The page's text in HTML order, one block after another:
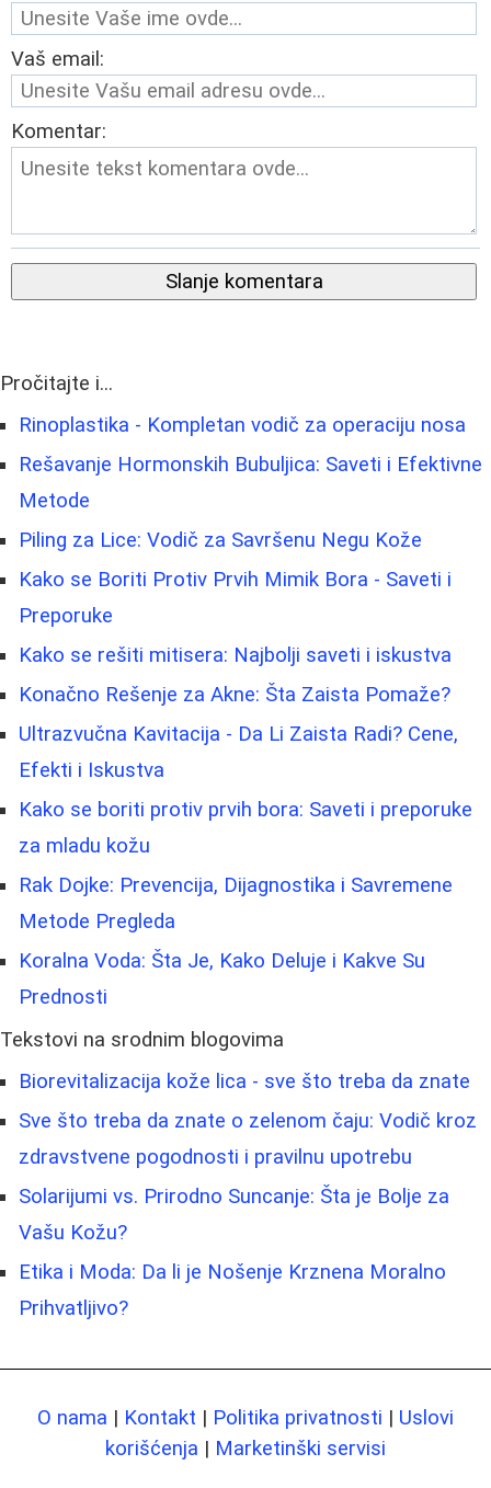
Vaš email:
Komentar:
Slanje komentara
Pročitajte i...
Rinoplastika - Kompletan vodič za operaciju nosa
Rešavanje Hormonskih Bubuljica: Saveti i Efektivne
Metode
Piling za Lice: Vodič za Savršenu Negu Kože
Kako se Boriti Protiv Prvih Mimik Bora - Saveti i
Preporuke
Kako se rešiti mitisera: Najbolji saveti i iskustva
Konačno Rešenje za Akne: Šta Zaista Pomaže?
Ultrazvučna Kavitacija - Da Li Zaista Radi? Cene,
Efekti i Iskustva
Kako se boriti protiv prvih bora: Saveti i preporuke
za mladu kožu
Rak Dojke: Prevencija, Dijagnostika i Savremene
Metode Pregleda
Koralna Voda: Šta Je, Kako Deluje i Kakve Su
Prednosti
Tekstovi na srodnim blogovima
Biorevitalizacija kože lica - sve što treba da znate
Sve što treba da znate o zelenom čaju: Vodič kroz
zdravstvene pogodnosti i pravilnu upotrebu
Solarijumi vs. Prirodno Suncanje: Šta je Bolje za
Vašu Kožu?
Etika i Moda: Da li je Nošenje Krznena Moralno
Prihvatljivo?
O nama | Kontakt | Politika privatnosti | Uslovi
korišćenja | Marketinški servisi